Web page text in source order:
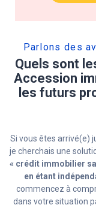
Parlons des
Quels sont
Accession
les futurs
Si vous êtes arrivé(e)
je cherchais une
« crédit immobilier
en étant
commencez à
dans votre situation